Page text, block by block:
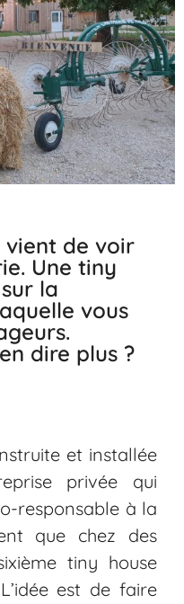
vient de voir
Une tiny
la
vous
dire plus ?
et installée
privée qui
responsable à la
que chez des
tiny house
est de faire